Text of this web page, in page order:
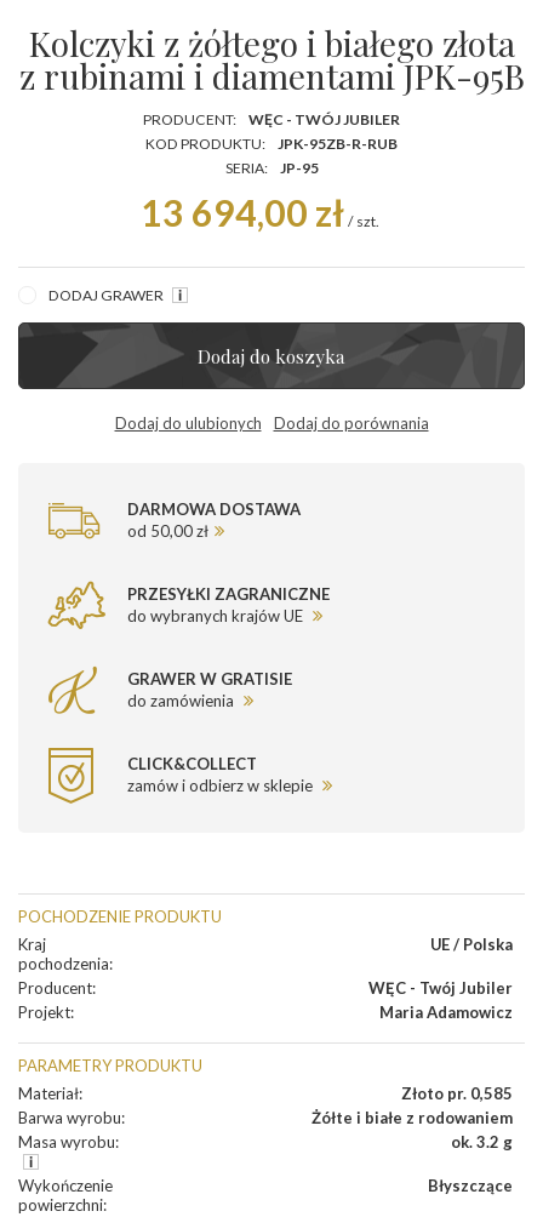
Kolczyki z żółtego i białego złota
z rubinami i diamentami JPK-95B
PRODUCENT:
WĘC - TWÓJ JUBILER
KOD PRODUKTU:
JPK-95ZB-R-RUB
SERIA:
JP-95
13 694,00 zł / szt.
DODAJ GRAWER
Dodaj do koszyka
Dodaj do ulubionych Dodaj do porównania
DARMOWA DOSTAWA
od 50,00 zł
PRZESYŁKI ZAGRANICZNE
do wybranych krajów UE
GRAWER W GRATISIE
do zamówienia
CLICK&COLLECT
zamów i odbierz w sklepie
POCHODZENIE PRODUKTU
Kraj
pochodzenia:
UE / Polska
Producent:
WĘC - Twój Jubiler
Projekt: Maria Adamowicz
PARAMETRY PRODUKTU
Materiał:
Złoto pr. 0,585
Barwa wyrobu:
Żółte i białe z rodowaniem
Masa wyrobu: ok. 3.2 g
Wykończenie
powierzchni:
Błyszczące